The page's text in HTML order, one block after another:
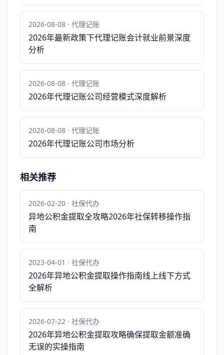
2026-08-08 · 代理记账
2026年最新政策下代理记账会计就业前景深度
分析
2026-08-08 · 代理记账
2026年代理记账公司经营模式深度解析
2026-08-08 · 代理记账
2026年代理记账公司市场分析
相关推荐
2026-02-20 · 社保代办
异地公积金提取全攻略2026年社保转移操作指
南
2023-04-01 · 社保代办
2026年异地公积金提取操作指南线上线下方式
全解析
2026-07-22 · 社保代办
2026年异地公积金提取攻略确保提取金额准确
无误的实操指南